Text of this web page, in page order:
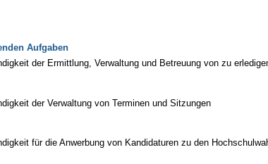
Aufgaben
der Ermittlung, Verwaltung und Betreuung von zu
der Verwaltung von Terminen und Sitzungen
für die Anwerbung von Kandidaturen zu den